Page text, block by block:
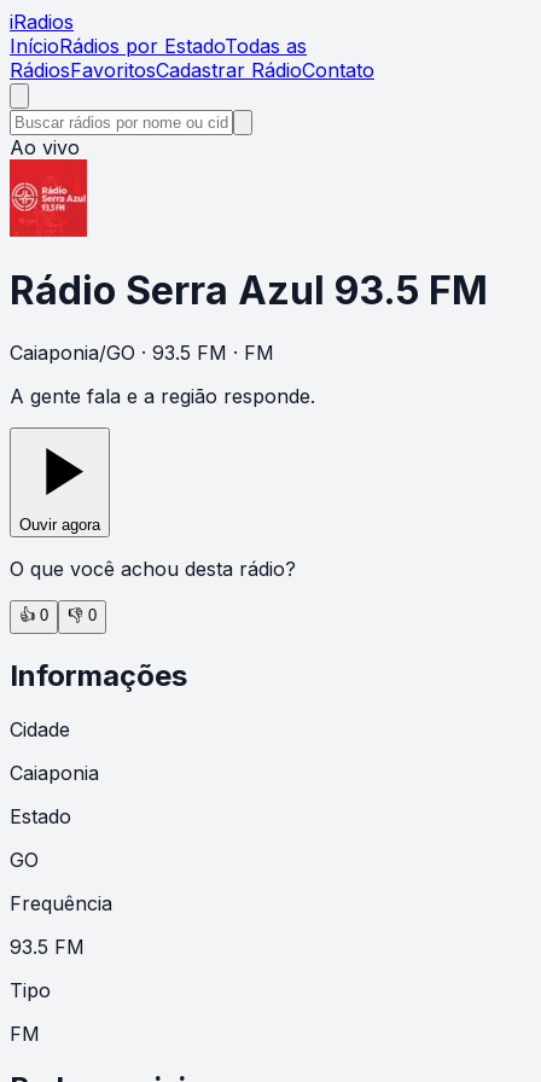
iRadios
InícioRádios por EstadoTodas as
RádiosFavoritosCadastrar RádioContato
Ao vivo
Rádio Serra Azul 93.5 FM
Caiaponia/GO · 93.5 FM · FM
A gente fala e a região responde.
Ouvir agora
O que você achou desta rádio?
👍 0 👎 0
Informações
Cidade
Caiaponia
Estado
GO
Frequência
93.5 FM
Tipo
FM